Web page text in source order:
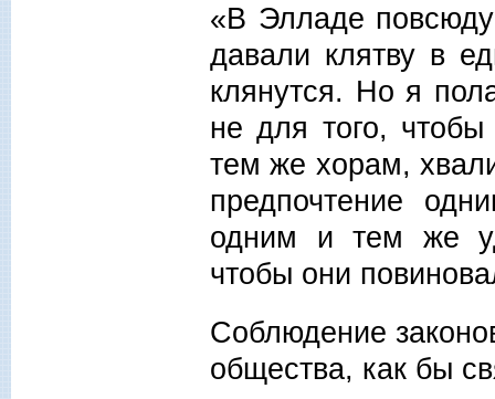
«В Элладе
давали клятву в
клянутся. Но я
не для того,
тем же хорам,
предпочтение
одним и тем же
чтобы они
Соблюдение
общества, как бы